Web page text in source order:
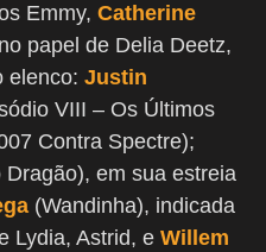
Emmy, Catherine
papel de Delia Deetz,
elenco: Justin
VIII – Os Últimos
Contra Spectre);
Dragão), em sua estreia
(Wandinha), indicada
Lydia, Astrid, e Willem